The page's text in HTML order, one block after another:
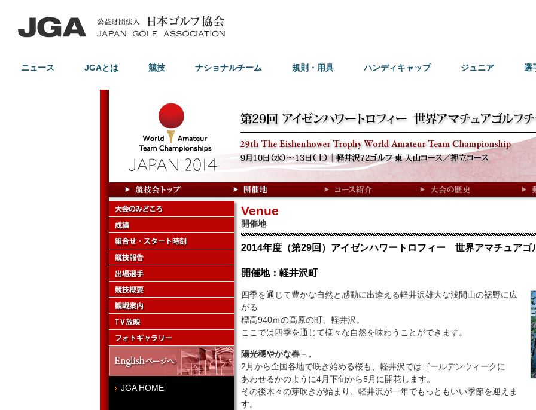
ニュース JGAとは 競技 ナショナルチーム 規則・用具 ハンディキャップ ジュニア 選
JGA HOME
Venue
開催地
2014年度（第29回）アイゼンハワートロフィー 世界アマチュアゴ
開催地：軽井沢町
四季を通じて豊かな自然と感動に出逢える軽井沢雄大な浅間山の裾野に広
がる
標高940ｍの高原の町、軽井沢。
ここでは四季を通じて様々な自然を味わうことができます。
陽光穏やかな春－。
2月から全国各地で咲き始める桜も、軽井沢ではゴールデンウィークに
あわせるかのように4月下旬から5月に開花します。
その後木々の芽吹きが始まり、軽井沢が一年でもっともいい季節を迎えま
す。